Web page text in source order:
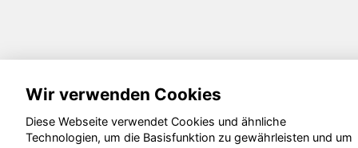
Wir verwenden Cookies
Diese Webseite verwendet Cookies und ähnliche
Technologien, um die Basisfunktion zu gewährleisten und um